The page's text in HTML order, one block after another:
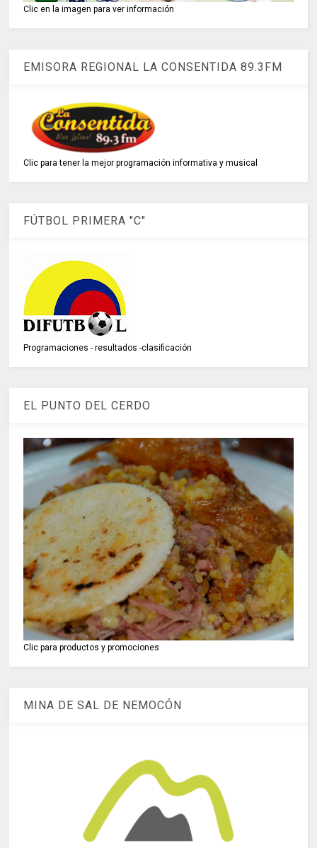
Clic en la imagen para ver información
EMISORA REGIONAL LA CONSENTIDA 89.3FM
Clic para tener la mejor programación informativa y musical
FÚTBOL PRIMERA "C"
Programaciones - resultados -clasificación
EL PUNTO DEL CERDO
Clic para productos y promociones
MINA DE SAL DE NEMOCÓN